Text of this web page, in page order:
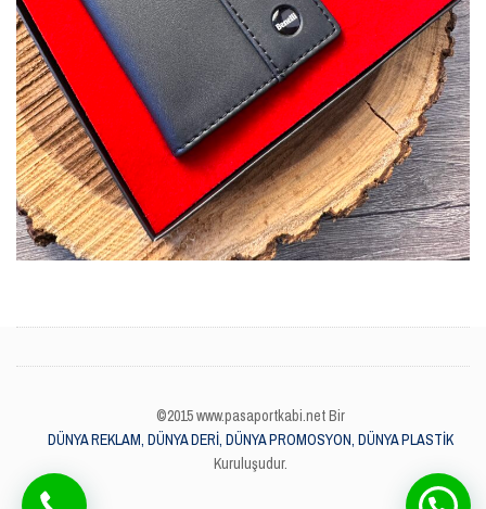
©2015 www.pasaportkabi.net Bir
DÜNYA REKLAM, DÜNYA DERİ, DÜNYA PROMOSYON, DÜNYA PLASTİK
Kuruluşudur.